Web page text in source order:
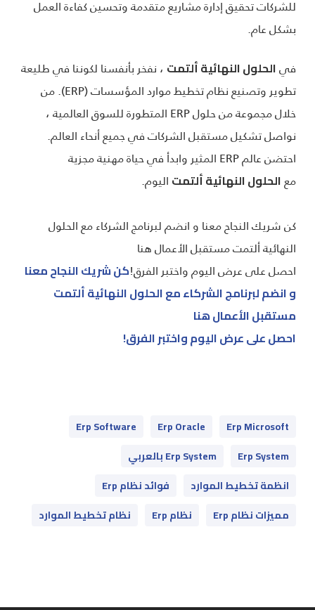
للشركات تحقيق إدارة مشاريع متقدمة وتحسين كفاءة العمل
بشكل عام.
فيالحلول النهائية ألتمت ، نفخر بأنفسنا لكوننا في طليعة
تطوير وتصنيع نظام تخطيط موارد المؤسسات (ERP). من
خلال مجموعة من حلول ERP المتطورة للسوق العالمية ،
نواصل تشكيل مستقبل الشركات في جميع أنحاء العالم.
احتضن عالم ERP المثير وابدأ في حياة مهنية مجزية
معالحلول النهائية ألتمت اليوم.
كن شريك النجاح معنا و انضم لبرنامج الشركاء مع الحلول
النهائية ألتمت مستقبل الأعمال هنا
احصل على عرض اليوم واختبر الفرق!كن شريك النجاح معنا
و انضم لبرنامج الشركاء مع الحلول النهائية ألتمت
مستقبل الأعمال هنا
احصل على عرض اليوم واختبر الفرق!
Erp Microsoft
Erp Oracle
Erp Software
Erp System
Erp System بالعربي
انظمة تخطيط الموارد
فوائد نظام Erp
مميزات نظام Erp
نظام Erp نظام تخطيط الموارد